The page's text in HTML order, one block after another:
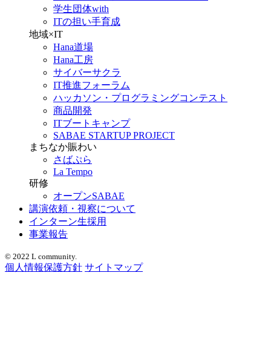
学生団体with
ITの担い手育成
地域×IT
Hana道場
Hana工房
サイバーサクラ
IT推進フォーラム
ハッカソン・プログラミングコンテスト
商品開発
ITブートキャンプ
SABAE STARTUP PROJECT
まちなか賑わい
さばぷら
La Tempo
研修
オープンSABAE
講演依頼・視察について
インターン生採用
事業報告
© 2022 L community.
個人情報保護方針 サイトマップ